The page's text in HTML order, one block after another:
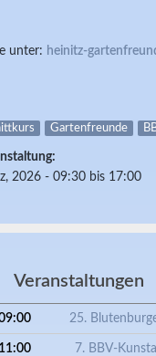
unter: heinitz-
Gartenfreunde
2026 -09:30 bis 17:00
Veranstaltungen
25.
7. BBV-